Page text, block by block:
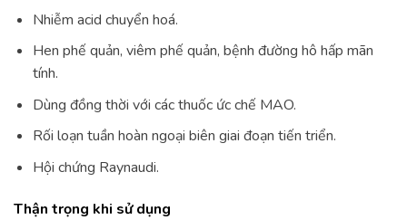
Nhiễm acid chuyển hoá.
Hen phế quản, viêm phế quản, bệnh đường hô hấp mãn
tính.
Dùng đồng thời với các thuốc ức chế MAO.
Rối loạn tuần hoàn ngoại biên giai đoạn tiến triển.
Hội chứng Raynaudi.
Thận trọng khi sử dụng